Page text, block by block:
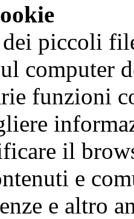
piccoli
computer
funzioni
il
e
e altro